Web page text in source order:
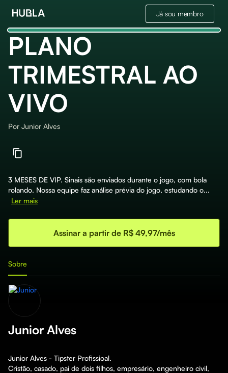
Já sou membro
PLANO
TRIMESTRAL AO
VIVO
Por Junior Alves
3 MESES DE VIP. Sinais são enviados durante o jogo, com bola
rolando. Nossa equipe faz análise prévia do jogo, estudando o...
Ler mais
Assinar a partir de R$ 49,97/mês
Sobre
Junior Alves
Junior Alves - Tipster Profissioal.
Cristão, casado, pai de dois filhos, empresário, engenheiro civil,